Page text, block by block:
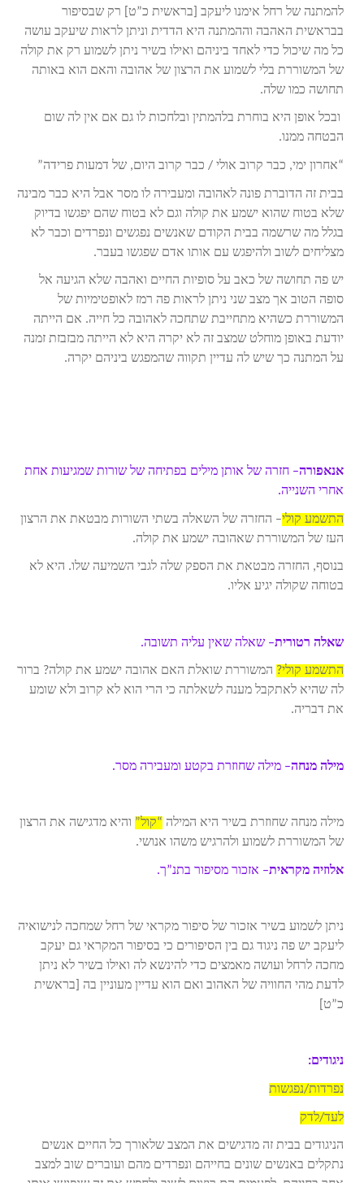
להמתנה של רחל אימנו ליעקב [בראשית כ”ט] רק שבסיפור
בבראשית האהבה וההמתנה היא הדדית וניתן לראות שיעקב עושה
כל מה שיכול כדי לאחד ביניהם ואילו בשיר ניתן לשמוע רק את קולה
של המשוררת בלי לשמוע את הרצון של אהובה והאם הוא באותה
תחושה כמו שלה.
ובכל אופן היא בוחרת בלהמתין ובלחכות לו גם אם אין לה שום
הבטחה ממנו.
“אחרון ימי, כבר קרוב אולי / כבר קרוב היום, של דמעות פרידה”
בבית זה הדוברת פונה לאהובה ומעבירה לו מסר אבל היא כבר מבינה
שלא בטוח שהוא ישמע את קולה וגם לא בטוח שהם יפגשו בדיוק
בגלל מה שרשמה בבית הקודם שאנשים נפגשים ונפרדים וכבר לא
מצליחים לשוב ולהיפגש עם אותו אדם שפגשו בעבר.
יש פה תחושה של כאב על סופיות החיים ואהבה שלא הגיעה אל
סופה הטוב אך מצב שני ניתן לראות פה רמז לאופטימיות של
המשוררת כשהיא מתחייבת שתחכה לאהובה כל חייה. אם הייתה
יודעת באופן מוחלט שמצב זה לא יקרה היא לא הייתה מבזבזת זמנה
על המתנה כך שיש לה עדיין תקווה שהמפגש ביניהם יקרה.
אנאפורה– חזרה של אותן מילים בפתיחה של שורות שמגיעות אחת
אחרי השנייה.
התשמע קולי– החזרה של השאלה בשתי השורות מבטאת את הרצון
העז של המשוררת שאהובה ישמע את קולה.
בנוסף, החזרה מבטאת את הספק שלה לגבי השמיעה שלו. היא לא
בטוחה שקולה יגיע אליו.
שאלה רטורית– שאלה שאין עליה תשובה.
התשמע קולי? המשוררת שואלת האם אהובה ישמע את קולה? ברור
לה שהיא לאתקבל מענה לשאלתה כי הרי הוא לא קרוב ולא שומע
את דבריה.
מילה מנחה– מילה שחוזרת בקטע ומעבירה מסר.
מילה מנחה שחוזרת בשיר היא המילה “קול” והיא מדגישה את הרצון
של המשוררת לשמוע ולהרגיש משהו אנושי.
אלוזיה מקראית– אזכור מסיפור בתנ”ך.
ניתן לשמוע בשיר אזכור של סיפור מקראי של רחל שמחכה לנישואיה
ליעקב יש פה ניגוד גם בין הסיפורים כי בסיפור המקראי גם יעקב
מחכה לרחל ועושה מאמצים כדי להינשא לה ואילו בשיר לא ניתן
לדעת מהי החוויה של האהוב ואם הוא עדיין מעוניין בה [בראשית
כ”ט]
ניגודים:
נפרדות/נפגשות
לעד/לדק
הניגודים בבית זה מדגישים את המצב שלאורך כל החיים אנשים
נתקלים באנשים שונים בחייהם ונפרדים מהם ועוברים שוב למצב